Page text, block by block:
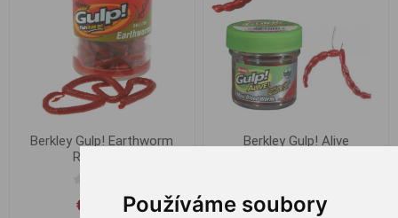
Používáme soubory
Berkley Gulp! Earthworm
Red 10cm
€ 10,26
Berkley Gulp! Alive
€ 10,67